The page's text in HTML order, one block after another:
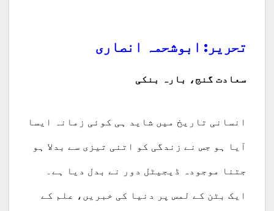
تحریر: ابوشحمہ انصاری
سعادت گنج، بارہ بنکی
انسانی تاریخ میں شاید ہی کوئی زمانہ ایسا
آیا ہو جس نے زندگی کو اتنی تیزی سے بدلا ہو
جتنا موجودہ ڈیجیٹل دور نے بدل دیا ہے۔
ایک بٹن کے لمس پر دنیا کی خبریں، علم کے